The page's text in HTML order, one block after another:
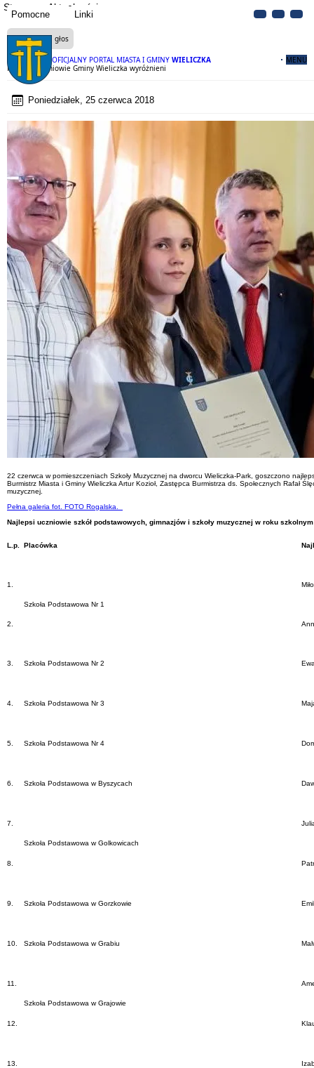
Pomocne Linki
OFICJALNY PORTAL MIASTA I GMINY WIELICZKA MENU
Strona Aktualności
Czytaj na głos
Najlepsi uczniowie Gminy Wieliczka wyróżnieni
Poniedziałek, 25 czerwca 2018
22 czerwca w pomieszczeniach Szkoły Muzycznej na dworcu Wieliczka-Park, goszczono
Burmistrz Miasta i Gminy Wieliczka Artur Kozioł, Zastępca Burmistrza ds. Społecznych Rafał
muzycznej.
Pełna galeria fot. FOTO Rogalska.
Najlepsi uczniowie szkół podstawowych, gimnazjów i szkoły muzycznej w roku
L.p. Placówka
1.
Szkoła Podstawowa Nr 1
2.
3. Szkoła Podstawowa Nr 2
4. Szkoła Podstawowa Nr 3
5. Szkoła Podstawowa Nr 4
6. Szkoła Podstawowa w Byszycach
7.
Szkoła Podstawowa w Golkowicach
8.
9. Szkoła Podstawowa w Gorzkowie
10. Szkoła Podstawowa w Grabiu
11.
Szkoła Podstawowa w Grajowie
12.
13.